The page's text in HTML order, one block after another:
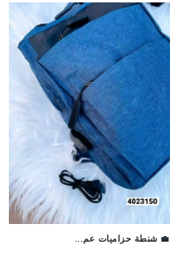
💼 شنطة حزاميات عم...